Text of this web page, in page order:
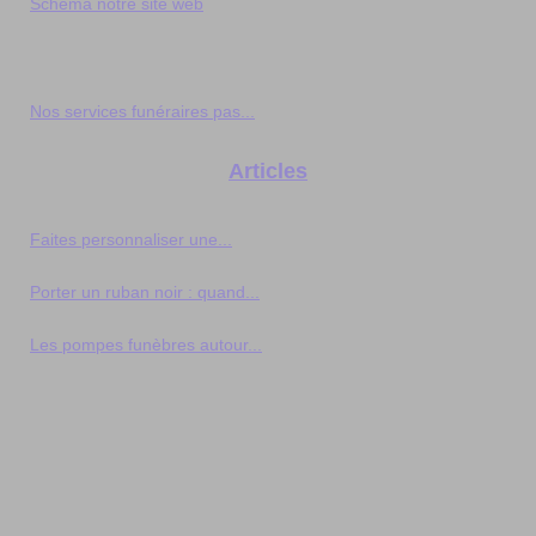
Schéma notre site web
Nos services funéraires pas...
Articles
Faites personnaliser une...
Porter un ruban noir : quand...
Les pompes funèbres autour...